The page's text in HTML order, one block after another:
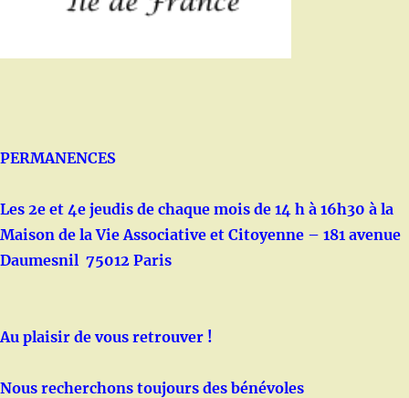
PERMANENCES
Les 2e et 4e jeudis de chaque mois de 14 h à 16h30 à la
Maison de la Vie Associative et Citoyenne – 181 avenue
Daumesnil 75012 Paris
Au plaisir de vous retrouver !
Nous recherchons toujours des bénévoles